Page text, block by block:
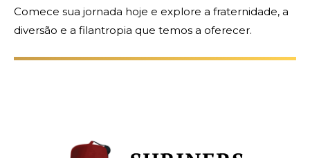
Comece sua jornada hoje e explore a fraternidade, a
diversão e a filantropia que temos a oferecer.